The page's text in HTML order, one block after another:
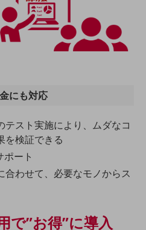
にも対応
スト実施により、ムダなコ
を検証できる
ート
合わせて、必要なモノからス
で”お得”に導入